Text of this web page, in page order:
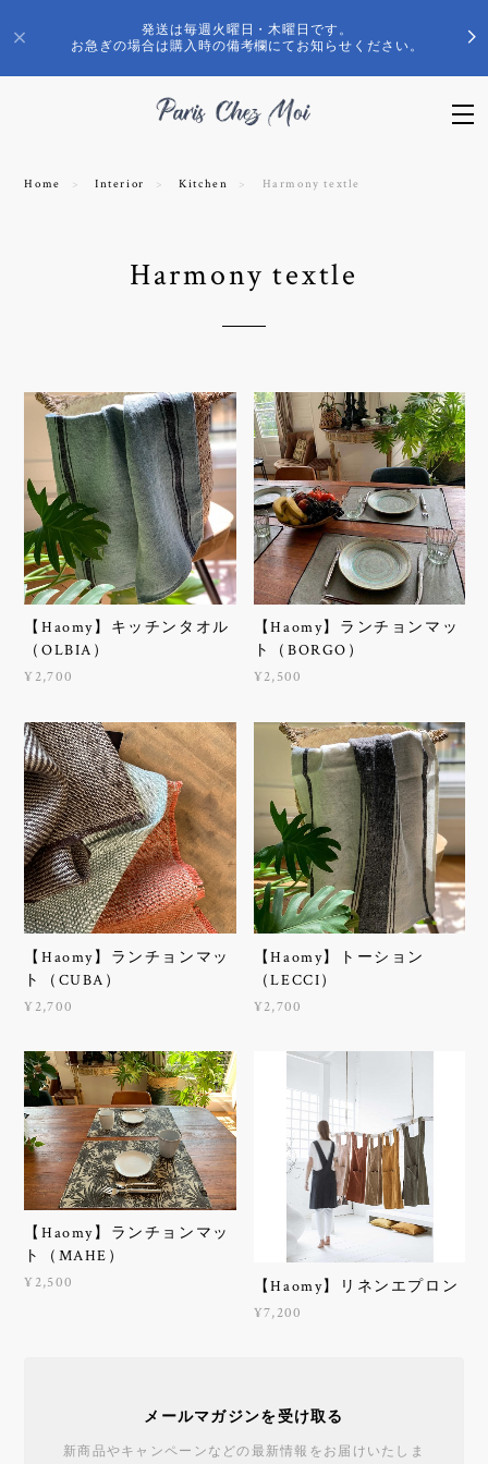
発送は毎週火曜日・木曜日です。
お急ぎの場合は購入時の備考欄にてお知らせください。
Home Interior Kitchen Harmony textle
Harmony textle
【Haomy】キッチンタオル
（OLBIA）
¥2,700
【Haomy】ランチョンマッ
ト（BORGO）
¥2,500
【Haomy】ランチョンマッ
ト（CUBA）
¥2,700
【Haomy】トーション
（LECCI）
¥2,700
【Haomy】ランチョンマッ
ト（MAHE）
¥2,500 【Haomy】リネンエプロン
¥7,200
メールマガジンを受け取る
新商品やキャンペーンなどの最新情報をお届けいたしま